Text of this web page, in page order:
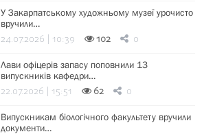
У Закарпатському художньому музеї урочисто
вручили…
24.07.2026 | 10:39 102 0
Лави офіцерів запасу поповнили 13
випускників кафедри…
22.07.2026 | 15:51 62 0
Випускникам біологічного факультету вручили
документи…